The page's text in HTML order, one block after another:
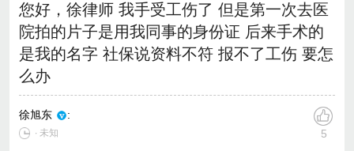
您好，徐律师 我手受工伤了 但是第一次去医
院拍的片子是用我同事的身份证 后来手术的
是我的名字 社保说资料不符 报不了工伤 要怎
么办
徐旭东 :
∙ 未知 5